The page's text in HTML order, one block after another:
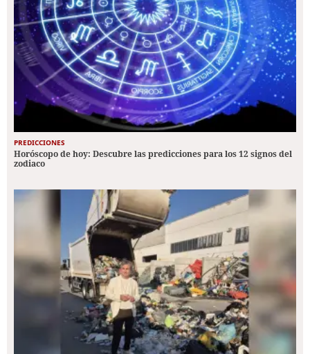
PREDICCIONES
Horóscopo de hoy: Descubre las predicciones para los 12 signos del
zodiaco